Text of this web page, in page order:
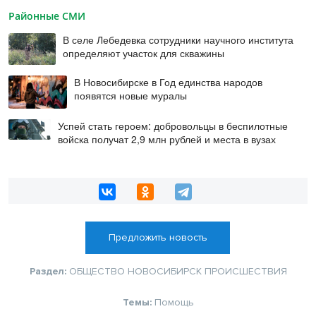
Районные СМИ
В селе Лебедевка сотрудники научного института
определяют участок для скважины
В Новосибирске в Год единства народов
появятся новые муралы
Успей стать героем: добровольцы в беспилотные
войска получат 2,9 млн рублей и места в вузах
Предложить новость
Раздел: ОБЩЕСТВО НОВОСИБИРСК ПРОИСШЕСТВИЯ
Темы: Помощь